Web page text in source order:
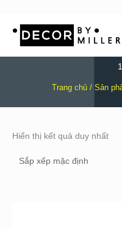
Trang chủ/ Sản
Hiển thị kết quả duy nhất